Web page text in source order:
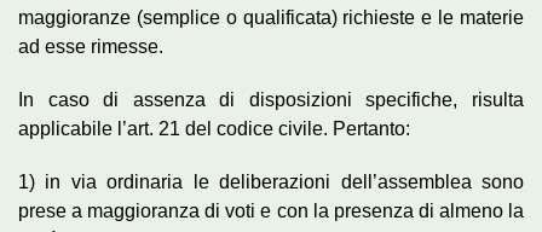
maggioranze (semplice o qualificata) richieste e le materie
ad esse rimesse.
In caso di assenza di disposizioni specifiche, risulta
applicabile l’art. 21 del codice civile. Pertanto:
1) in via ordinaria le deliberazioni dell’assemblea sono
prese a maggioranza di voti e con la presenza di almeno la